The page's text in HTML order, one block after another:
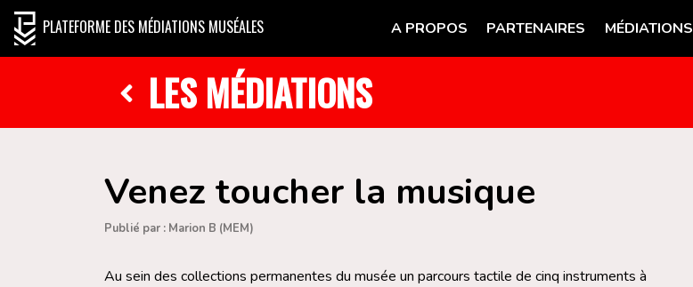
PLATEFORME DES MÉDIATIONS MUSÉALES A PROPOS PARTENAIRES MÉDIATIONS
LES MÉDIATIONS
Venez toucher la musique
Publié par : Marion B (MEM)
Au sein des collections permanentes du musée un parcours tactile de cinq instruments à